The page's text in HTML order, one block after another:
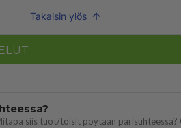
Takaisin ylös